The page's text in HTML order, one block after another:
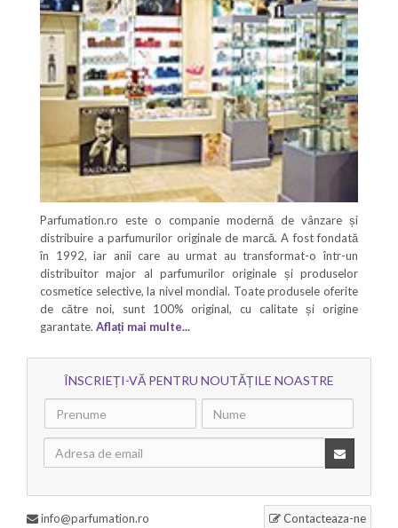
Parfumation.ro este o companie modernă de vânzare și
distribuire a parfumurilor originale de marcă. A fost fondată
în 1992, iar anii care au urmat au transformat-o într-un
distribuitor major al parfumurilor originale și produselor
cosmetice selective, la nivel mondial. Toate produsele oferite
de către noi, sunt 100% original, cu calitate și origine
garantate. Aflați mai multe...
ÎNSCRIEȚI-VĂ PENTRU NOUTĂȚILE NOASTRE
Contacteaza-ne
info@parfumation.ro